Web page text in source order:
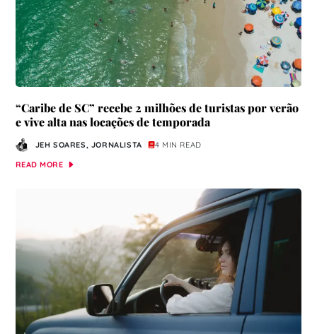
“Caribe de SC” recebe 2 milhões de turistas por verão
e vive alta nas locações de temporada
JEH SOARES, JORNALISTA
4 MIN READ
READ MORE